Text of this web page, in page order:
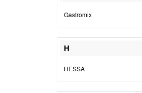
Gastromix
H
HESSA